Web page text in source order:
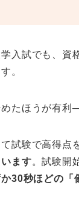
入試でも、資
。
たほうが有
試験で高得点
ます。試験開
30秒ほどの「